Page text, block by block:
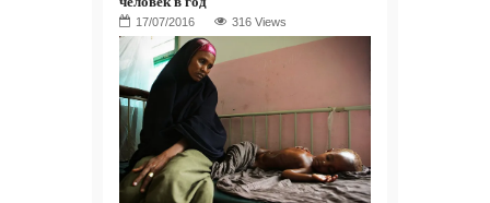
316 Views